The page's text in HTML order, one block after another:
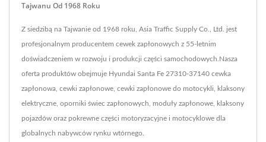
Tajwanu Od 1968 Roku
Z siedzibą na Tajwanie od 1968 roku, Asia Traffic Supply Co., Ltd. jest
profesjonalnym producentem cewek zapłonowych z 55-letnim
doświadczeniem w rozwoju i produkcji części samochodowych.Nasza
oferta produktów obejmuje Hyundai Santa Fe 27310-37140 cewka
zapłonowa, cewki zapłonowe, cewki zapłonowe do motocykli, klaksony
elektryczne, oporniki świec zapłonowych, moduły zapłonowe, klaksony
pojazdów oraz pokrewne części motoryzacyjne i motocyklowe dla
globalnych nabywców rynku wtórnego.